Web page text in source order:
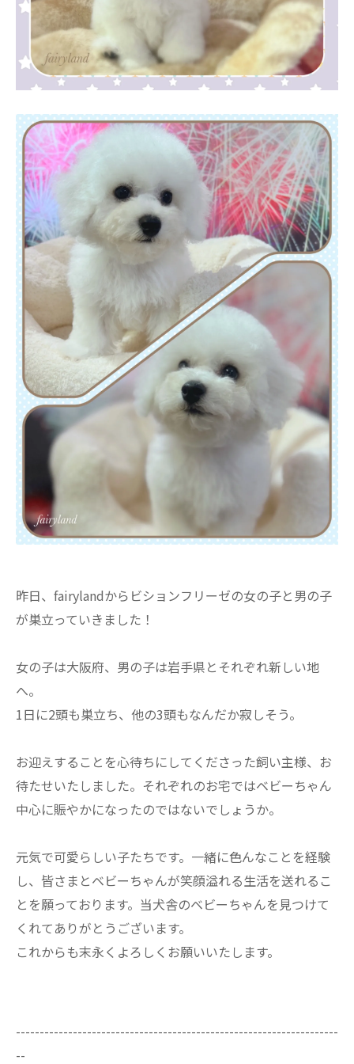
昨日、fairylandからビションフリーゼの女の子と男の子
が巣立っていきました！
女の子は大阪府、男の子は岩手県とそれぞれ新しい地
へ。
1日に2頭も巣立ち、他の3頭もなんだか寂しそう。
お迎えすることを心待ちにしてくださった飼い主様、お
待たせいたしました。それぞれのお宅ではベビーちゃん
中心に賑やかになったのではないでしょうか。
元気で可愛らしい子たちです。一緒に色んなことを経験
し、皆さまとベビーちゃんが笑顔溢れる生活を送れるこ
とを願っております。当犬舎のベビーちゃんを見つけて
くれてありがとうございます。
これからも末永くよろしくお願いいたします。
--------------------------------------------------------------------
--